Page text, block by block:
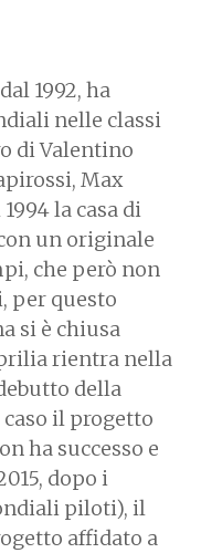
1992, ha
nelle classi
di Valentino
Max
la casa di
un originale
che però non
per questo
si è chiusa
rientra nella
della
il progetto
ha successo e
dopo i
piloti), il
affidato a